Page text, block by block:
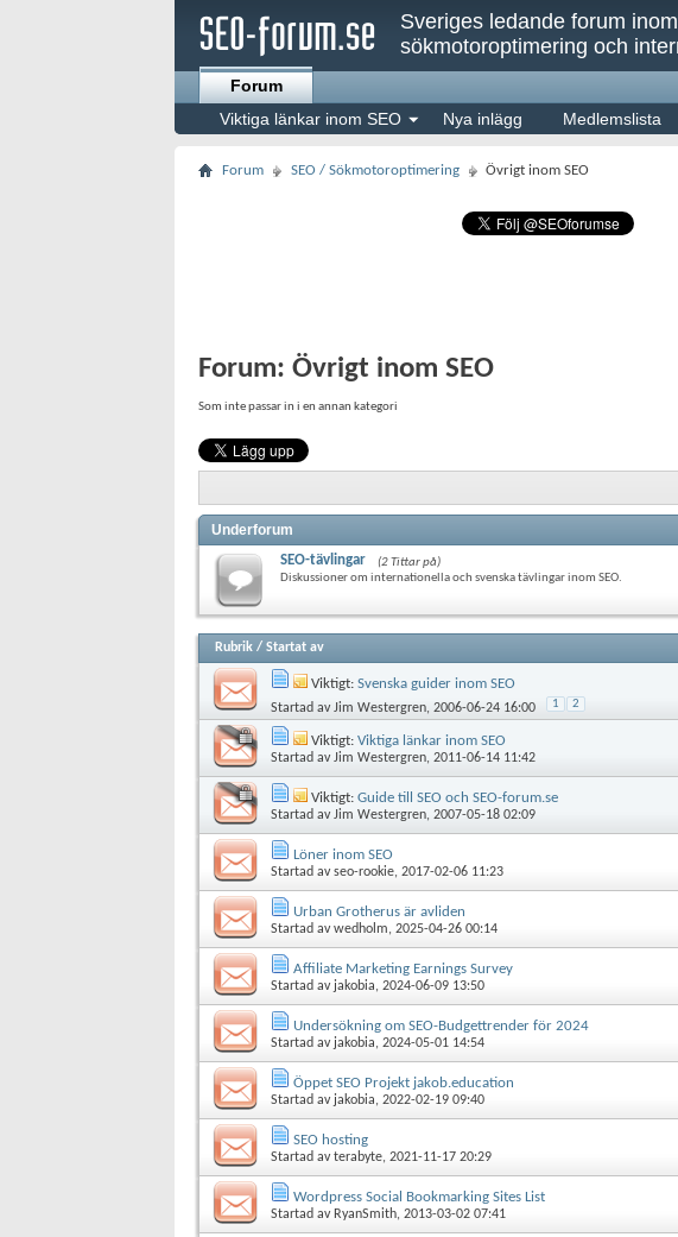
Sveriges ledande forum inom
sökmotoroptimering och
Forum
Viktiga länkar inom SEO
Nya inlägg Medlemslista
Forum SEO / Sökmotoroptimering Övrigt inom SEO
Forum: Övrigt inom SEO
Som inte passar in i en annan kategori
Underforum
SEO-tävlingar
(2 Tittar på)
Diskussioner om internationella och svenska tävlingar inom SEO.
Rubrik / Startat av
Viktigt: Svenska guider inom SEO
Startad avJim Westergren, 2006-06-24 16:00 1 2
Viktigt: Viktiga länkar inom SEO
Startad avJim Westergren, 2011-06-14 11:42
Viktigt: Guide till SEO och SEO-forum.se
Startad avJim Westergren, 2007-05-18 02:09
Löner inom SEO
Startad avseo-rookie, 2017-02-06 11:23
Urban Grotherus är avliden
Startad avwedholm, 2025-04-26 00:14
Affiliate Marketing Earnings Survey
Startad av jakobia, 2024-06-09 13:50
Undersökning om SEO-Budgettrender för 2024
Startad av jakobia, 2024-05-01 14:54
Öppet SEO Projekt jakob.education
Startad av jakobia, 2022-02-19 09:40
SEO hosting
Startad avterabyte, 2021-11-17 20:29
Wordpress Social Bookmarking Sites List
Startad av RyanSmith, 2013-03-02 07:41